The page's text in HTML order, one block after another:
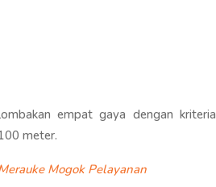
empat gaya dengan kriteria
meter.
Mogok Pelayanan